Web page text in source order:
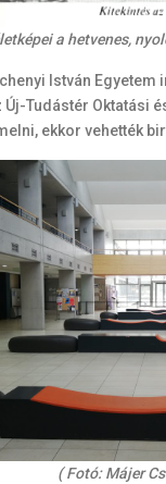
a hetvenes,
István
Tudástér Oktatási
ekkor vehették
( Fotó: Májer